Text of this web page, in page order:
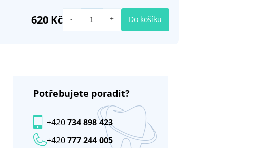
Potřebujete poradit?
+420777 244 005
+420734 898 423
620 Kč Do košíku